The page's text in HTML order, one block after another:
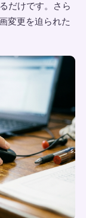
だけです。さら
変更を迫られた